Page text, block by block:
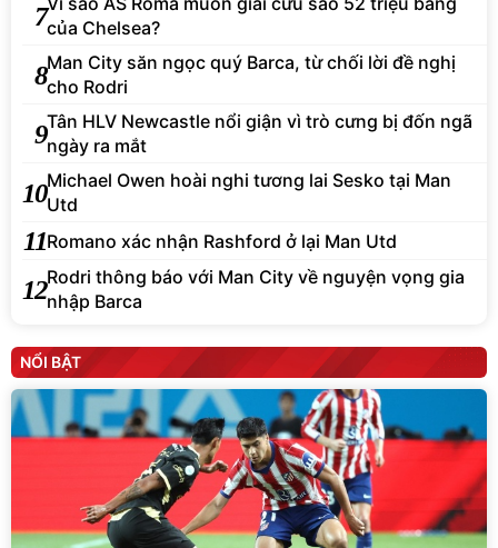
7của Chelsea?
8Man City săn ngọc quý Barca, từ chối lời đề nghị
cho Rodri
9Tân HLV Newcastle nổi giận vì trò cưng bị đốn ngã
ngày ra mắt
10Michael Owen hoài nghi tương lai Sesko tại Man
Utd
11Romano xác nhận Rashford ở lại Man Utd
12Rodri thông báo với Man City về nguyện vọng gia
nhập Barca
NỔI BẬT